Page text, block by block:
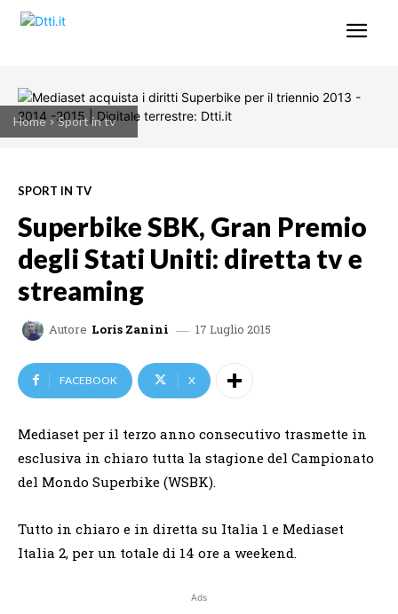
Home Sport in tv
SPORT IN TV
Superbike SBK, Gran Premio
degli Stati Uniti: diretta tv e
streaming
Autore Loris Zanini 17 Luglio 2015
FACEBOOK X
Mediaset per il terzo anno consecutivo trasmette in
esclusiva in chiaro tutta la stagione del Campionato
del Mondo Superbike (WSBK).
Tutto in chiaro e in diretta su Italia 1 e Mediaset
Italia 2, per un totale di 14 ore a weekend.
Ads